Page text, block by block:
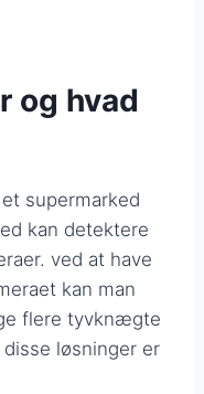
og hvad
supermarked
kan detektere
ved at have
kan man
flere tyvknægte
løsninger er